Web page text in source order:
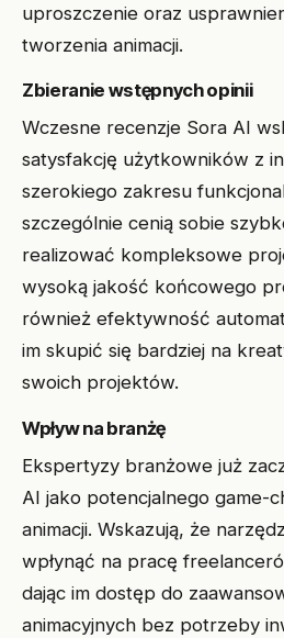
uproszczenie oraz
tworzenia animacji.
Zbieranie wstępnych opinii
Wczesne recenzje Sora AI
satysfakcję użytkowników z
szerokiego zakresu
szczególnie cenią sobie
realizować kompleksowe
wysoką jakość końcowego
również efektywność
im skupić się bardziej na
swoich projektów.
Wpływ na branżę
Ekspertyzy branżowe już
AI jako potencjalnego game-
animacji. Wskazują, że
wpłynąć na pracę
dając im dostęp do
animacyjnych bez potrzeby